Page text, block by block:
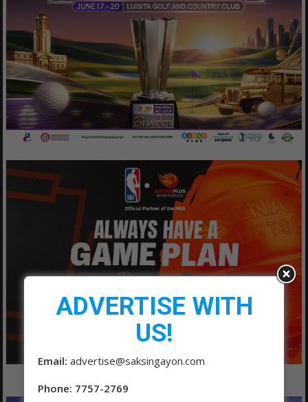
ADVERTISE WITH
US!
Email: advertise@saksingayon.com
Phone: 7757-2769